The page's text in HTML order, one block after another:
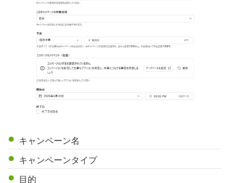
キャンペーン名
キャンペーンタイプ
目的